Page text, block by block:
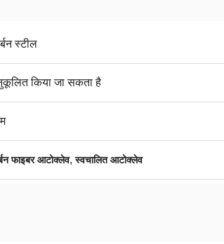
स्टील
किया जा सकता है
फाइबर आटोक्लेव,स्वचालित आटोक्लेव